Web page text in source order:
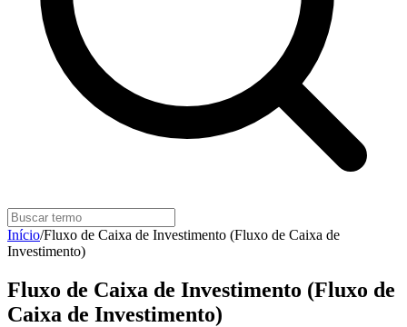
Início/Fluxo de Caixa de Investimento (Fluxo de Caixa de
Investimento)
Fluxo de Caixa de Investimento (Fluxo de
Caixa de Investimento)